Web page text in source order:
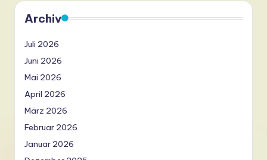
Archiv
Juli 2026
Juni 2026
Mai 2026
April 2026
März 2026
Februar 2026
Januar 2026